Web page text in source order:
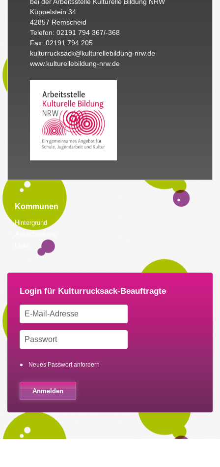
Küppelstein 34
42857 Remscheid
Telefon: 02191 794 367/-368
Fax: 02191 794 205
kulturrucksack@kulturellebildung-nrw.de
www.kulturellebildung-nrw.de
Kommunen
Hintergrund
Neues Passwort anfordern